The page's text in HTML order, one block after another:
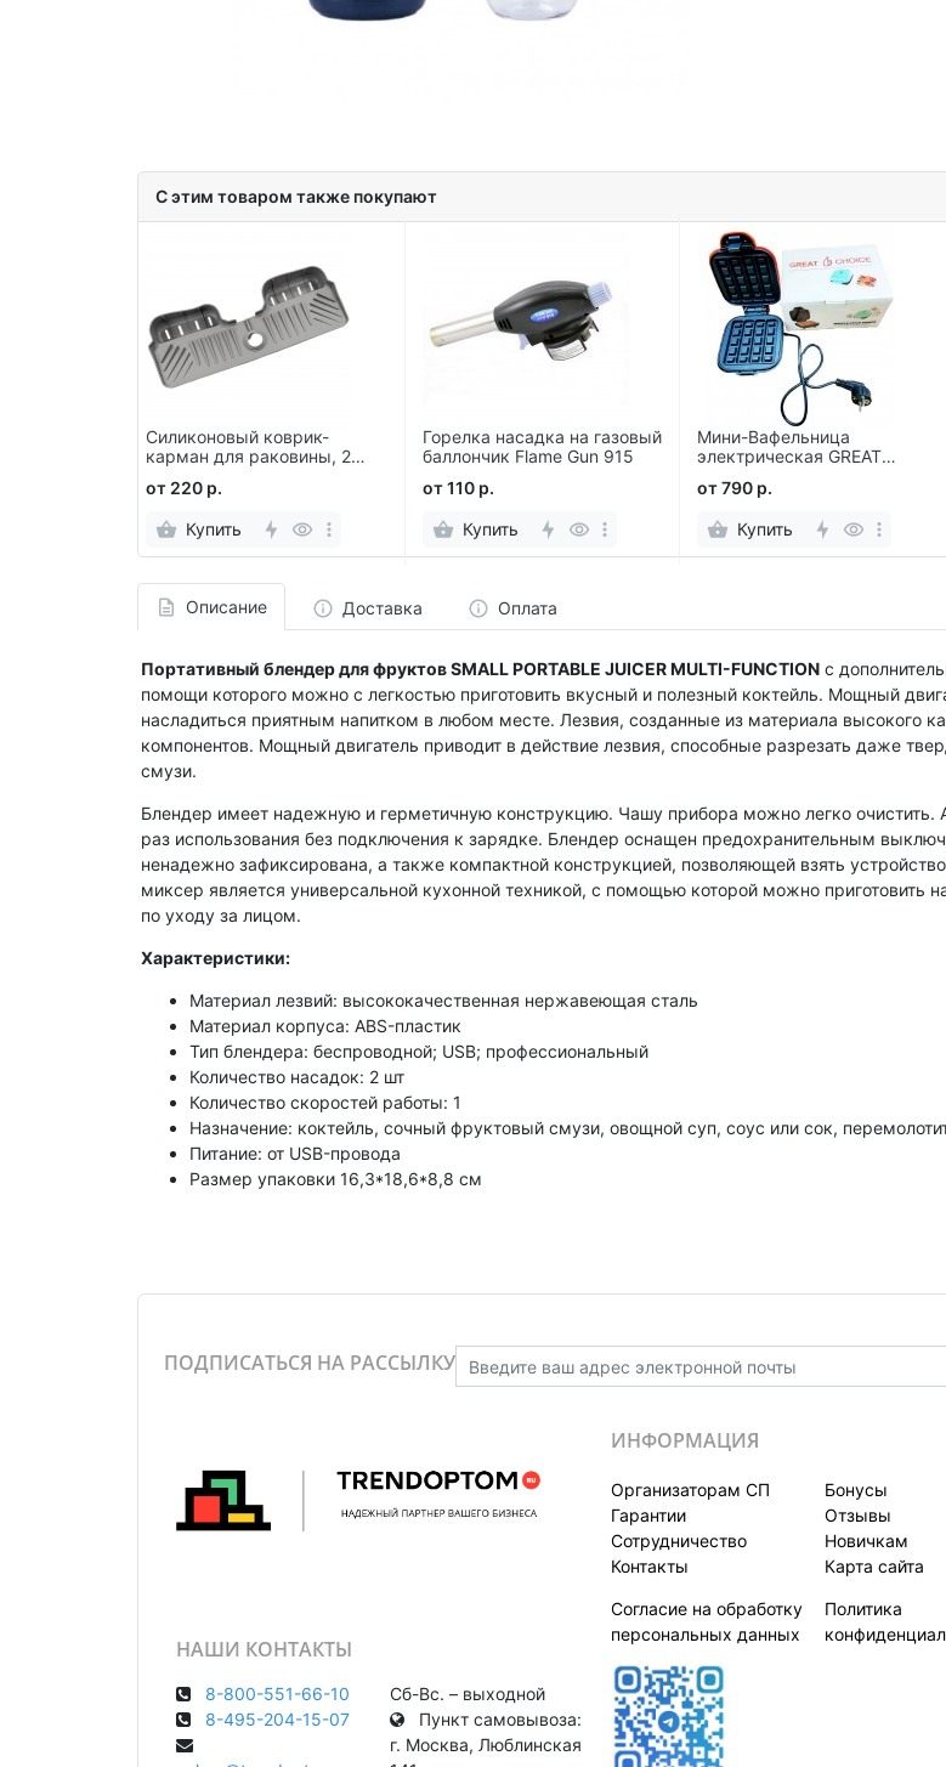
С этим товаром также покупают
Силиконовый коврик-
карман для раковины, 2
от 220 р.
Купить
Горелка насадка на газовый
баллончик Flame Gun 915
от 110 р.
Купить
Мини-Вафельница
электрическая GREAT
вафель
от 790 р.
Купить
Описание Доставка Оплата
Портативный блендер для фруктов SMALL PORTABLE JUICER MULTI-FUNCTION с
помощи которого можно с легкостью приготовить вкусный и полезный коктейль. Мощный
насладиться приятным напитком в любом месте. Лезвия, созданные из материала высокого
компонентов. Мощный двигатель приводит в действие лезвия, способные разрезать даже
смузи.
Блендер имеет надежную и герметичную конструкцию. Чашу прибора можно легко очистить.
раз использования без подключения к зарядке. Блендер оснащен предохранительным
ненадежно зафиксирована, а также компактной конструкцией, позволяющей взять
миксер является универсальной кухонной техникой, с помощью которой можно приготовить
по уходу за лицом.
Характеристики:
Материал лезвий: высококачественная нержавеющая сталь
Материал корпуса: ABS-пластик
Тип блендера: беспроводной; USB; профессиональный
Количество насадок: 2 шт
Количество скоростей работы: 1
Назначение: коктейль, сочный фруктовый смузи, овощной суп, соус или сок,
Питание: от USB-провода
Размер упаковки 16,3*18,6*8,8 см
ПОДПИСАТЬСЯ НА РАССЫЛКУ
НАШИ КОНТАКТЫ
8-800-551-66-10
8-495-204-15-07
Сб-Вс. – выходной
Пункт самовывоза:
г. Москва, Люблинская
ИНФОРМАЦИЯ
Организаторам СП
Гарантии
Сотрудничество
Контакты
Бонусы
Отзывы
Новичкам
Карта сайта
Согласие на обработку
персональных данных
Политика